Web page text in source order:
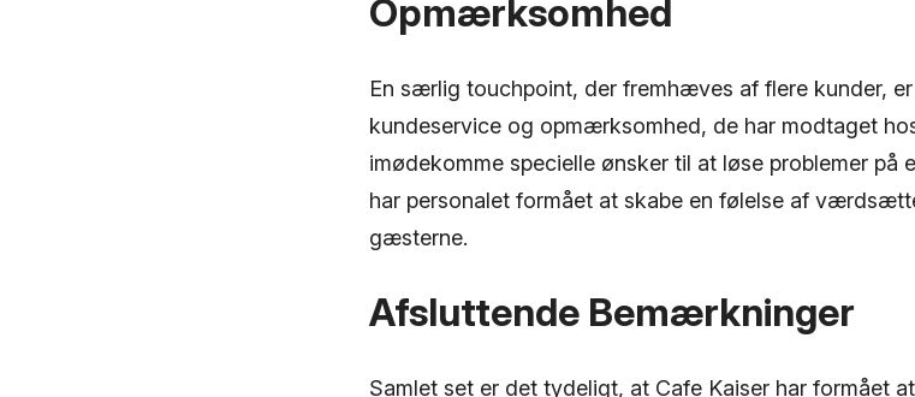
Opmærksomhed
En særlig touchpoint, der fremhæves af flere kunder,
kundeservice og opmærksomhed, de har modtaget
imødekomme specielle ønsker til at løse problemer på
har personalet formået at skabe en følelse af
gæsterne.
Afsluttende Bemærkninger
Samlet set er det tydeligt, at Cafe Kaiser har formået